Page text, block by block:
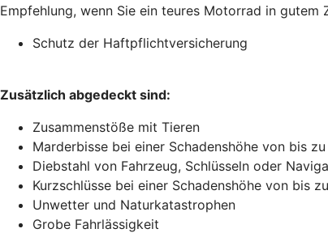
Empfehlung, wenn Sie ein teures Motorrad in gutem
Schutz der Haftpflichtversicherung
Zusätzlich abgedeckt sind:
Zusammenstöße mit Tieren
Marderbisse bei einer Schadenshöhe von bis
Diebstahl von Fahrzeug, Schlüsseln oder
Kurzschlüsse bei einer Schadenshöhe von bis
Unwetter und Naturkatastrophen
Grobe Fahrlässigkeit